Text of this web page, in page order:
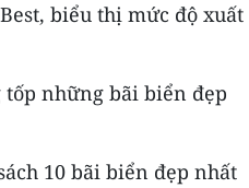
biểu thị mức độ xuất
những bãi biển đẹp
10 bãi biển đẹp nhất